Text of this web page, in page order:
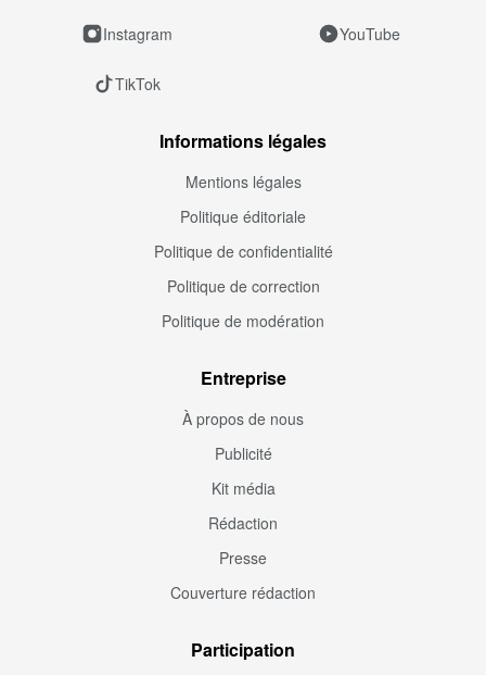
Instagram YouTube
TikTok
Informations légales
Mentions légales
Politique éditoriale
Politique de confidentialité
Politique de correction
Politique de modération
Entreprise
À propos de nous
Publicité
Kit média
Rédaction
Presse
Couverture rédaction
Participation